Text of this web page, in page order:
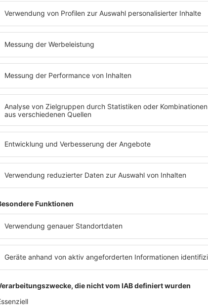
MEHR LESEN
MIT
zum Eurovision Song Contest
beim Vorentscheid auf der Bühne